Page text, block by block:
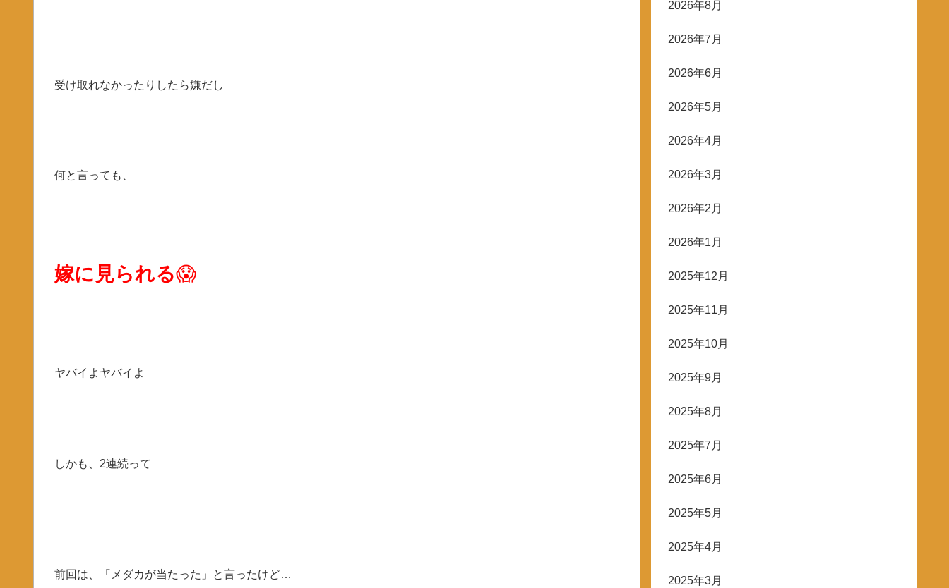
受け取れなかったりしたら嫌だし
何と言っても、
嫁に見られる😱
ヤバイよヤバイよ
しかも、2連続って
前回は、「メダカが当たった」と言ったけど…
2026年8月
2026年7月
2026年6月
2026年5月
2026年4月
2026年3月
2026年2月
2026年1月
2025年12月
2025年11月
2025年10月
2025年9月
2025年8月
2025年7月
2025年6月
2025年5月
2025年4月
2025年3月